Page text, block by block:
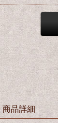
商品詳細